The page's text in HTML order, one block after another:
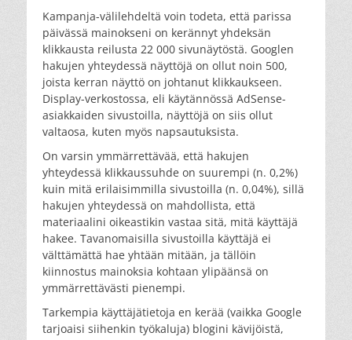
Kampanja-välilehdeltä voin todeta, että parissa
päivässä mainokseni on kerännyt yhdeksän
klikkausta reilusta 22 000 sivunäytöstä. Googlen
hakujen yhteydessä näyttöjä on ollut noin 500,
joista kerran näyttö on johtanut klikkaukseen.
Display-verkostossa, eli käytännössä AdSense-
asiakkaiden sivustoilla, näyttöjä on siis ollut
valtaosa, kuten myös napsautuksista.
On varsin ymmärrettävää, että hakujen
yhteydessä klikkaussuhde on suurempi (n. 0,2%)
kuin mitä erilaisimmilla sivustoilla (n. 0,04%), sillä
hakujen yhteydessä on mahdollista, että
materiaalini oikeastikin vastaa sitä, mitä käyttäjä
hakee. Tavanomaisilla sivustoilla käyttäjä ei
välttämättä hae yhtään mitään, ja tällöin
kiinnostus mainoksia kohtaan ylipäänsä on
ymmärrettävästi pienempi.
Tarkempia käyttäjätietoja en kerää (vaikka Google
tarjoaisi siihenkin työkaluja) blogini kävijöistä,